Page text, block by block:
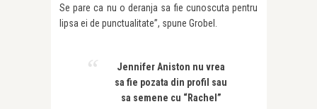
Se pare ca nu o deranja sa fie cunoscuta pentru
lipsa ei de punctualitate”, spune Grobel.
Jennifer Aniston nu vrea
sa fie pozata din profil sau
sa semene cu “Rachel”